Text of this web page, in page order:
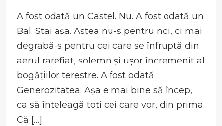
A fost odată un Castel. Nu. A fost odată un
Bal. Stai așa. Astea nu-s pentru noi, ci mai
degrabă-s pentru cei care se înfruptă din
aerul rarefiat, solemn și ușor încremenit al
bogățiilor terestre. A fost odată
Generozitatea. Așa e mai bine să încep,
ca să înțeleagă toți cei care vor, din prima.
Că […]